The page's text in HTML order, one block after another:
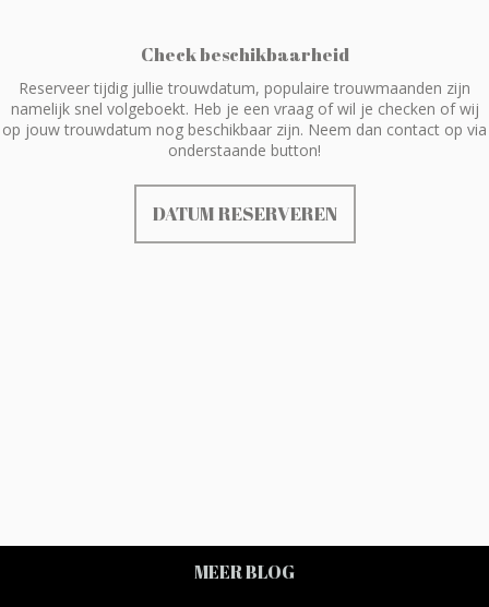
Check beschikbaarheid
Reserveer tijdig jullie trouwdatum, populaire trouwmaanden zijn
namelijk snel volgeboekt. Heb je een vraag of wil je checken of wij
op jouw trouwdatum nog beschikbaar zijn. Neem dan contact op via
onderstaande button!
DATUM RESERVEREN
MEER BLOG